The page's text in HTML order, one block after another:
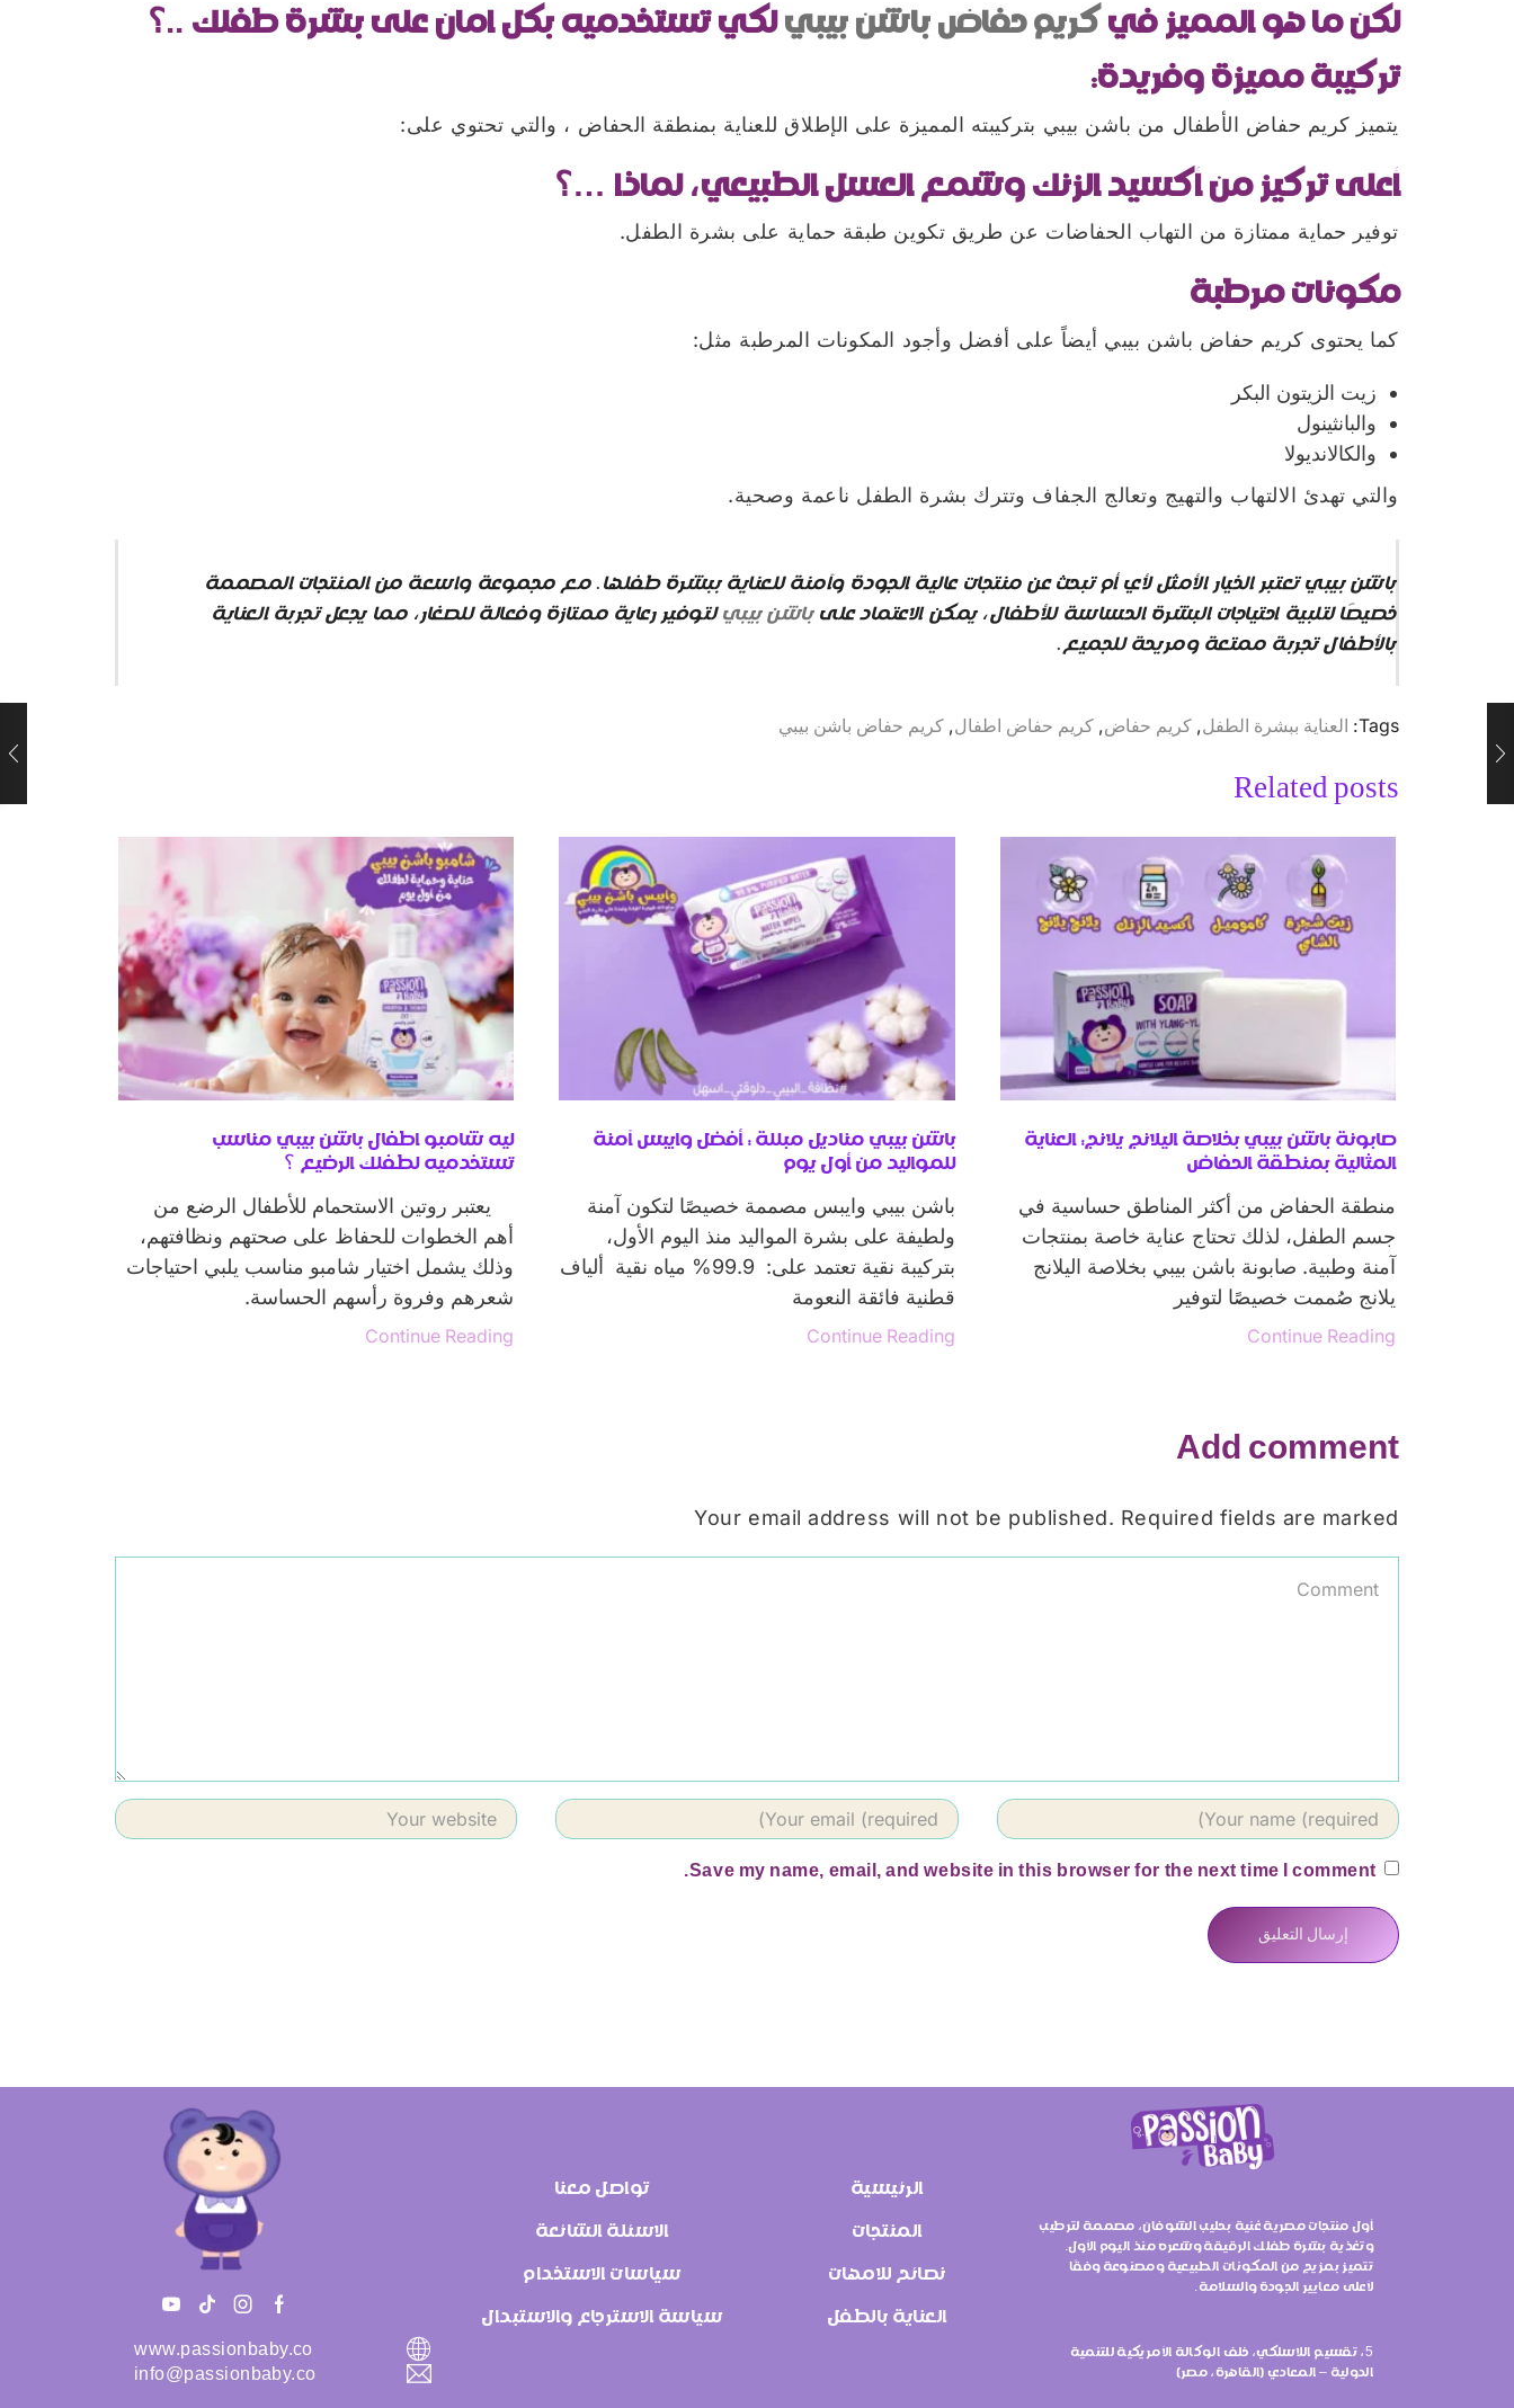
لكن ما هو المميز فيكريم حفاض باشن بيبيلكي تستخدميه بكل امان على بشرة طفلك ..؟
تركيبة مميزة وفريدة:
يتميز كريم حفاض الأطفال من باشن بيبي بتركيبته المميزة على الإطلاق للعناية بمنطقة الحفاض ، والتي تحتوي على:
أعلى تركيز من أكسيد الزنك وشمع العسل الطبيعي، لماذا …؟
توفير حماية ممتازة من التهاب الحفاضات عن طريق تكوين طبقة حماية على بشرة الطفل.
مكونات مرطبة
كما يحتوى كريم حفاض باشن بيبي أيضاً على أفضل وأجود المكونات المرطبة مثل:
زيت الزيتون البكر
والبانثينول
والكالانديولا
والتي تهدئ الالتهاب والتهيج وتعالج الجفاف وتترك بشرة الطفل ناعمة وصحية.
باشن بيبي تعتبر الخيار الأمثل لأي أم تبحث عن منتجات عالية الجودة وآمنة للعناية ببشرة طفلها. مع مجموعة واسعة من المنتجات المصممة
خصيصًا لتلبية احتياجات البشرة الحساسة للأطفال، يمكن الاعتماد علىباشن بيبيلتوفير رعاية ممتازة وفعالة للصغار، مما يجعل تجربة العناية
بالأطفال تجربة ممتعة ومريحة للجميع.
Tags: العناية ببشرة الطفل, كريم حفاض, كريم حفاض اطفال, كريم حفاض باشن بيبي
Related posts
صابونة باشن بيبي بخلاصة اليلانج يلانج: العناية
المثالية بمنطقة الحفاض
منطقة الحفاض من أكثر المناطق حساسية في
جسم الطفل، لذلك تحتاج عناية خاصة بمنتجات
آمنة وطبية. صابونة باشن بيبي بخلاصة اليلانج
يلانج صُممت خصيصًا لتوفير
Continue Reading
باشن بيبي مناديل مبللة : أفضل وايبس آمنة
للمواليد من أول يوم
باشن بيبي وايبس مصممة خصيصًا لتكون آمنة
ولطيفة على بشرة المواليد منذ اليوم الأول،
بتركيبة نقية تعتمد على: 99.9% مياه نقية ألياف
قطنية فائقة النعومة
Continue Reading
ليه شامبو اطفال باشن بيبي مناسب
تستخدميه لطفلك الرضيع ؟
يعتبر روتين الاستحمام للأطفال الرضع من
أهم الخطوات للحفاظ على صحتهم ونظافتهم،
وذلك يشمل اختيار شامبو مناسب يلبي احتياجات
شعرهم وفروة رأسهم الحساسة.
Continue Reading
Add comment
Your email address will not be published. Required fields are marked
Save my name, email, and website in this browser for the next time I comment.
أول منتجات مصرية غنية بحليب الشوفان، مصممة لترطيب
وتغذية بشرة طفلك الرقيقة وشعره منذ اليوم الأول.
تتميز بمزيج من المكونات الطبيعية ومصنوعة وفقًا
لأعلى معايير الجودة والسلامة.
5، تقسيم اللاسلكي، خلف الوكالة الأمريكية للتنمية
الدولية – المعادي (القاهرة، مصر)
الرئيسية
المنتجات
نصائح للامهات
العناية بالطفل
تواصل معنا
الاسئلة الشائعة
سياسات الاستخدام
سياسة الاسترجاع والاستبدال
www.passionbaby.co
info@passionbaby.co